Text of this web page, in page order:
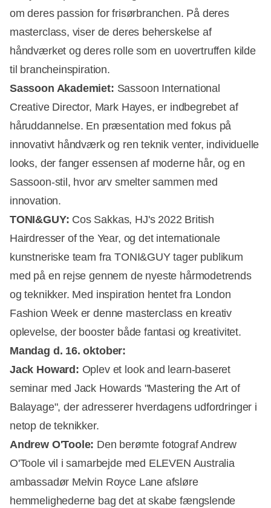
om deres passion for frisørbranchen. På deres
masterclass, viser de deres beherskelse af
håndværket og deres rolle som en uovertruffen kilde
til brancheinspiration.
Sassoon Akademiet: Sassoon International
Creative Director, Mark Hayes, er indbegrebet af
håruddannelse. En præsentation med fokus på
innovativt håndværk og ren teknik venter, individuelle
looks, der fanger essensen af moderne hår, og en
Sassoon-stil, hvor arv smelter sammen med
innovation.
TONI&GUY: Cos Sakkas, HJ's 2022 British
Hairdresser of the Year, og det internationale
kunstneriske team fra TONI&GUY tager publikum
med på en rejse gennem de nyeste hårmodetrends
og teknikker. Med inspiration hentet fra London
Fashion Week er denne masterclass en kreativ
oplevelse, der booster både fantasi og kreativitet.
Mandag d. 16. oktober:
Jack Howard: Oplev et look and learn-baseret
seminar med Jack Howards "Mastering the Art of
Balayage", der adresserer hverdagens udfordringer i
netop de teknikker.
Andrew O'Toole: Den berømte fotograf Andrew
O'Toole vil i samarbejde med ELEVEN Australia
ambassadør Melvin Royce Lane afsløre
hemmelighederne bag det at skabe fængslende